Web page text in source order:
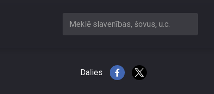
Meklē slavenības, šovus, u.c.
Dalies